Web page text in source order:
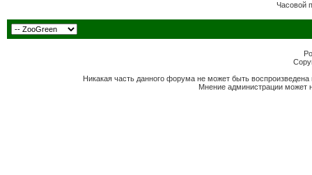
Часовой
Никакая часть данного форума не может быть
Мнение администрации может